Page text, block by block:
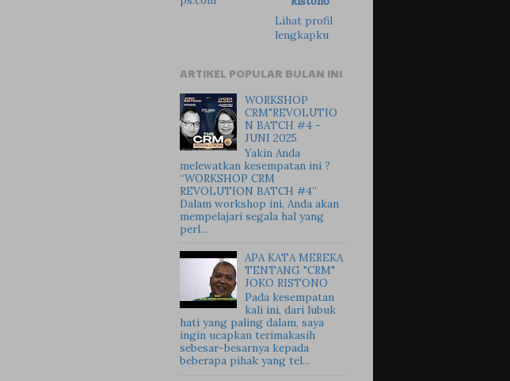
Lihat profil
lengkapku
ARTIKEL POPULAR BULAN INI
WORKSHOP
CRM"REVOLUTIO
N BATCH #4 -
JUNI 2025
Yakin Anda
melewatkan kesempatan ini ?
“WORKSHOP CRM
REVOLUTION BATCH #4”
Dalam workshop ini, Anda akan
mempelajari segala hal yang
perl...
APA KATA MEREKA
TENTANG "CRM"
JOKO RISTONO
Pada kesempatan
kali ini, dari lubuk
hati yang paling dalam, saya
ingin ucapkan terimakasih
sebesar-besarnya kepada
beberapa pihak yang tel...